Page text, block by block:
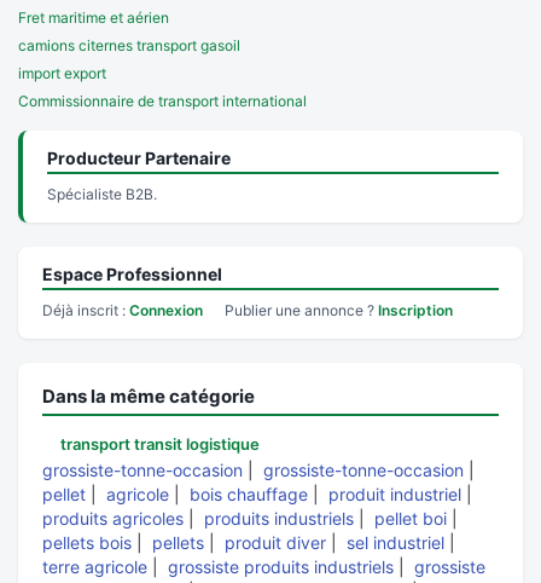
Fret maritime et aérien
camions citernes transport gasoil
import export
Commissionnaire de transport international
Producteur Partenaire
Spécialiste B2B.
Espace Professionnel
Déjà inscrit : Connexion Publier une annonce ? Inscription
Dans la même catégorie
transport transit logistique
grossiste-tonne-occasion grossiste-tonne-occasion
pellet
agricole bois chauffage produit industriel
produits agricoles
produits industriels pellet boi
pellets bois
pellets produit diver sel industriel
terre agricole
grossiste produits industriels
grossiste